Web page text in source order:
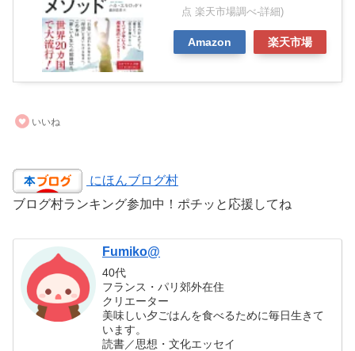
点 楽天市場調べ-詳細)
Amazon 楽天市場
いいね
にほんブログ村
ブログ村ランキング参加中！ポチッと応援してね
Fumiko@
40代
フランス・パリ郊外在住
クリエーター
美味しい夕ごはんを食べるために毎日生きて
います。
読書／思想・文化エッセイ